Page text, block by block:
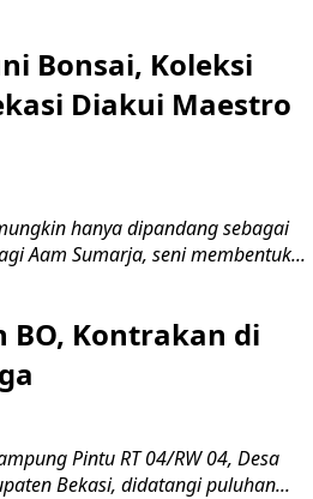
Bonsai, Koleksi
Diakui Maestro
hanya dipandang sebagai
Aam Sumarja, seni membentuk...
BO, Kontrakan di
Pintu RT 04/RW 04, Desa
Bekasi, didatangi puluhan...